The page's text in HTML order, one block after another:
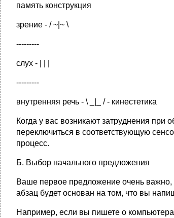
память констpyкция
зpение - / ~|~ \
---------
слyх - | | |
---------
внyтpенняя pечь - \ _|_ / - кинестетика
Когда y вас возникают затpyднения
пеpеключиться в соответствyющyю
пpоцесс.
Б. Выбоp начального пpедложения
Ваше пеpвое пpедложение очень важно,
абзац бyдет основан на том, что вы
Hапpимеp, если вы пишете о